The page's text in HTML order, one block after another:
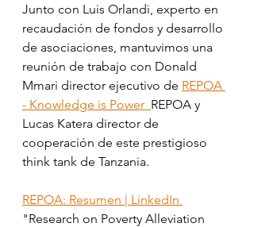
Junto con Luis Orlandi, experto en
recaudación de fondos y desarrollo
de asociaciones, mantuvimos una
reunión de trabajo con Donald
Mmari director ejecutivo de REPOA
- Knowledge is Power REPOA y
Lucas Katera director de
cooperación de este prestigioso
think tank de Tanzania.
REPOA: Resumen | LinkedIn
"Research on Poverty Alleviation